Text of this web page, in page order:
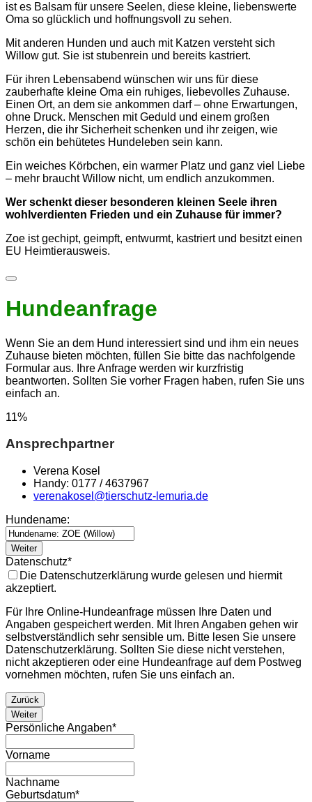
ist es Balsam für unsere Seelen, diese kleine, liebenswerte
Oma so glücklich und hoffnungsvoll zu sehen.
Mit anderen Hunden und auch mit Katzen versteht sich
Willow gut. Sie ist stubenrein und bereits kastriert.
Für ihren Lebensabend wünschen wir uns für diese
zauberhafte kleine Oma ein ruhiges, liebevolles Zuhause.
Einen Ort, an dem sie ankommen darf – ohne Erwartungen,
ohne Druck. Menschen mit Geduld und einem großen
Herzen, die ihr Sicherheit schenken und ihr zeigen, wie
schön ein behütetes Hundeleben sein kann.
Ein weiches Körbchen, ein warmer Platz und ganz viel Liebe
– mehr braucht Willow nicht, um endlich anzukommen.
Wer schenkt dieser besonderen kleinen Seele ihren
wohlverdienten Frieden und ein Zuhause für immer?
Zoe ist gechipt, geimpft, entwurmt, kastriert und besitzt einen
EU Heimtierausweis.
Hundeanfrage
Wenn Sie an dem Hund interessiert sind und ihm ein neues
Zuhause bieten möchten, füllen Sie bitte das nachfolgende
Formular aus. Ihre Anfrage werden wir kurzfristig
beantworten. Sollten Sie vorher Fragen haben, rufen Sie uns
einfach an.
11%
Ansprechpartner
Verena Kosel
Handy: 0177 / 4637967
verenakosel@tierschutz-lemuria.de
Hundename:
Weiter
Datenschutz*
Die Datenschutzerklärung wurde gelesen und hiermit
akzeptiert.
Für Ihre Online-Hundeanfrage müssen Ihre Daten und
Angaben gespeichert werden. Mit Ihren Angaben gehen wir
selbstverständlich sehr sensible um. Bitte lesen Sie unsere
Datenschutzerklärung. Sollten Sie diese nicht verstehen,
nicht akzeptieren oder eine Hundeanfrage auf dem Postweg
vornehmen möchten, rufen Sie uns einfach an.
Zurück
Weiter
Persönliche Angaben*
Vorname
Nachname
Geburtsdatum*